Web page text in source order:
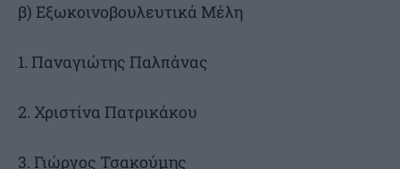
β) Εξωκοινοβουλευτικά Μέλη
1. Παναγιώτης Παλπάνας
2. Χριστίνα Πατρικάκου
3. Γιώργος Τσακούμης